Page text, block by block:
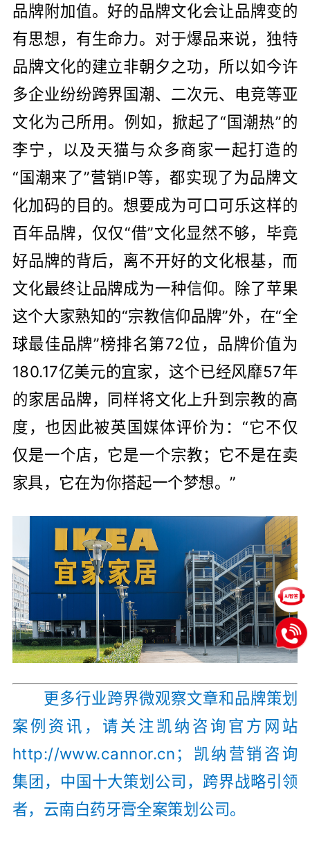
品牌附加值。好的品牌文化会让品牌变的
有思想，有生命力。对于爆品来说，独特
品牌文化的建立非朝夕之功，所以如今许
多企业纷纷跨界国潮、二次元、电竞等亚
文化为己所用。例如，掀起了“国潮热”的
李宁，以及天猫与众多商家一起打造的
“国潮来了”营销IP等，都实现了为品牌文
化加码的目的。想要成为可口可乐这样的
百年品牌，仅仅“借”文化显然不够，毕竟
好品牌的背后，离不开好的文化根基，而
文化最终让品牌成为一种信仰。除了苹果
这个大家熟知的“宗教信仰品牌”外，在“全
球最佳品牌”榜排名第72位，品牌价值为
180.17亿美元的宜家，这个已经风靡57年
的家居品牌，同样将文化上升到宗教的高
度，也因此被英国媒体评价为：“它不仅
仅是一个店，它是一个宗教；它不是在卖
家具，它在为你搭起一个梦想。”
更多行业跨界微观察文章和品牌策划
案例资讯，请关注凯纳咨询官方网站
http://www.cannor.cn ；凯纳营销咨询
集团，中国十大策划公司，跨界战略引领
者，云南白药牙膏全案策划公司。